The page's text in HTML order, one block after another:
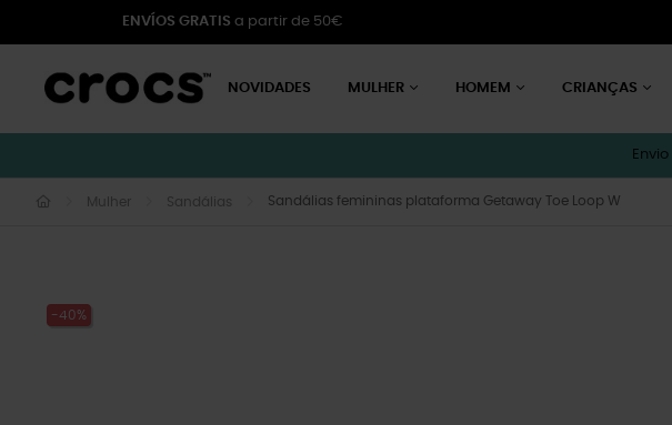
ENVÍOS GRATIS a partir de 50€
NOVIDADES MULHER HOMEM CRIANÇAS
Envio
Mulher Sandálias Sandálias femininas plataforma Getaway Toe Loop W
-40%